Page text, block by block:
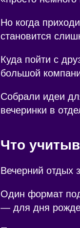
Но когда
становится
Куда пойти с
большой
Собрали идеи
вечеринки в
Что
Вечерний отдых
Один формат
— для дня